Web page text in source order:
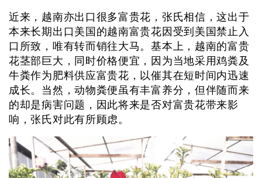
近来，越南亦出口很多富贵花，张氏相信，这出于
本来长期出口美国的越南富贵花因受到美国禁止入
口所致，唯有转而销往大马。基本上，越南的富贵
花茎部巨大，同时价格便宜，因为当地采用鸡粪及
牛粪作为肥料供应富贵花，以催其在短时间内迅速
成长。当然，动物粪便虽有丰富养分，但伴随而来
的却是病害问题，因此将来是否对富贵花带来影
响，张氏对此有所顾虑。